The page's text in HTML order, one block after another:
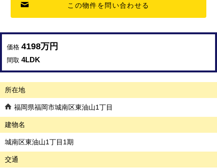
この物件を問い合わせる
価格 4198万円
間取 4LDK
所在地
福岡県福岡市城南区東油山1丁目
建物名
城南区東油山1丁目1期
交通